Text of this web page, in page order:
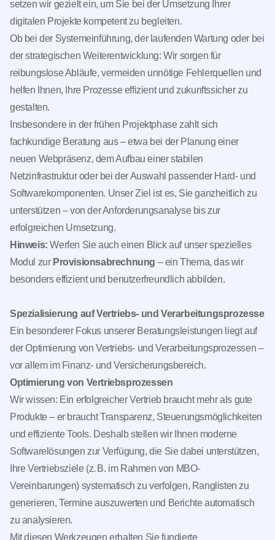
setzen wir gezielt ein, um Sie bei der Umsetzung Ihrer
digitalen Projekte kompetent zu begleiten.
Ob bei der Systemeinführung, der laufenden Wartung oder bei
der strategischen Weiterentwicklung: Wir sorgen für
reibungslose Abläufe, vermeiden unnötige Fehlerquellen und
helfen Ihnen, Ihre Prozesse effizient und zukunftssicher zu
gestalten.
Insbesondere in der frühen Projektphase zahlt sich
fachkundige Beratung aus – etwa bei der Planung einer
neuen Webpräsenz, dem Aufbau einer stabilen
Netzinfrastruktur oder bei der Auswahl passender Hard- und
Softwarekomponenten. Unser Ziel ist es, Sie ganzheitlich zu
unterstützen – von der Anforderungsanalyse bis zur
erfolgreichen Umsetzung.
Hinweis: Werfen Sie auch einen Blick auf unser spezielles
Modul zur Provisionsabrechnung – ein Thema, das wir
besonders effizient und benutzerfreundlich abbilden.
Spezialisierung auf Vertriebs- und Verarbeitungsprozesse
Ein besonderer Fokus unserer Beratungsleistungen liegt auf
der Optimierung von Vertriebs- und Verarbeitungsprozessen –
vor allem im Finanz- und Versicherungsbereich.
Optimierung von Vertriebsprozessen
Wir wissen: Ein erfolgreicher Vertrieb braucht mehr als gute
Produkte – er braucht Transparenz, Steuerungsmöglichkeiten
und effiziente Tools. Deshalb stellen wir Ihnen moderne
Softwarelösungen zur Verfügung, die Sie dabei unterstützen,
Ihre Vertriebsziele (z. B. im Rahmen von MBO-
Vereinbarungen) systematisch zu verfolgen, Ranglisten zu
generieren, Termine auszuwerten und Berichte automatisch
zu analysieren.
Mit diesen Werkzeugen erhalten Sie fundierte